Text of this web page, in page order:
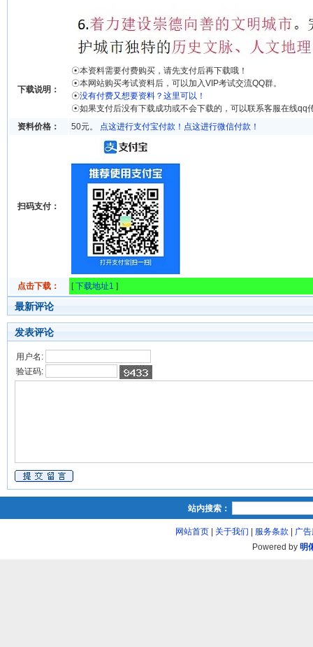
下载说明：
☉本资料需要付费购买，请先支付后再下载哦！
☉本网站购买考试资料后，可以加入VIP考试交流QQ群。
☉没有付费又想要资料？这里可以！
☉如果支付后没有下载成功或不会下载的，可以联系客服在线qq
资料价格：
50元。 点这进行支付宝付款！ 点这进行微信付款！
扫码支付：
点击下载： [下载地址1 ]
最新评论
发表评论
用户名:
验证码:
站内搜索：
网站首页| 关于我们 服务条款
广
Powered by 明